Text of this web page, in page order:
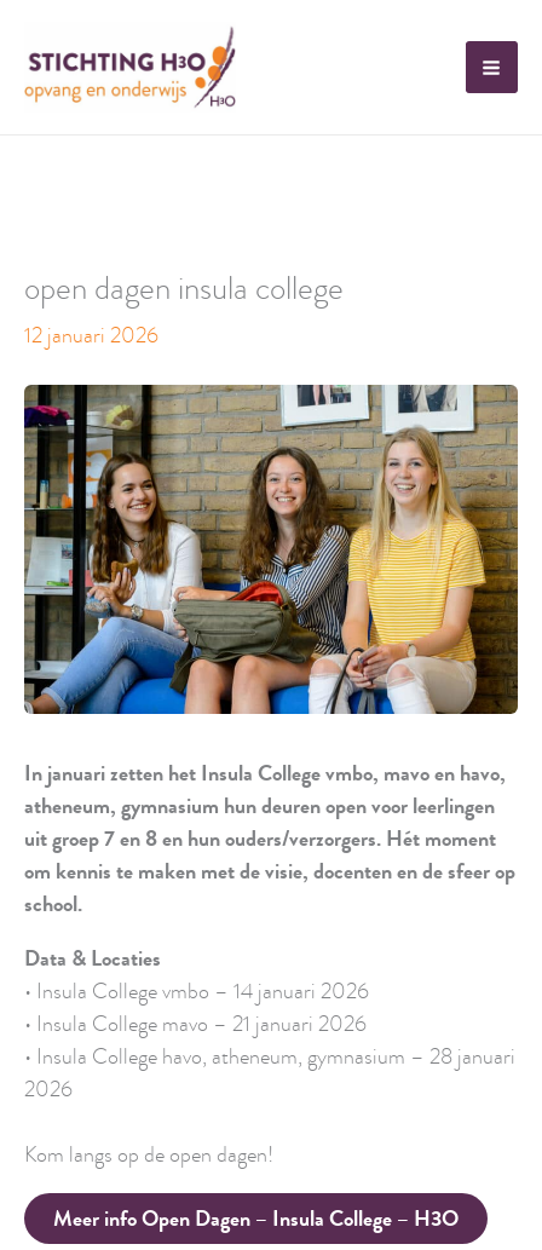
naar
inhoud
open dagen insula college
12 januari 2026
In januari zetten het Insula College vmbo, mavo en havo,
atheneum, gymnasium hun deuren open voor leerlingen
uit groep 7 en 8 en hun ouders/verzorgers. Hét moment
om kennis te maken met de visie, docenten en de sfeer op
school.
Data & Locaties
• Insula College vmbo – 14 januari 2026
• Insula College mavo – 21 januari 2026
• Insula College havo, atheneum, gymnasium – 28 januari
2026
Kom langs op de open dagen!
Meer info Open Dagen – Insula College – H3O